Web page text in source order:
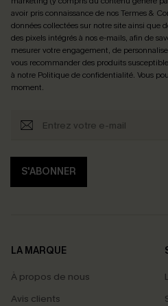
avoir pris connaissance de nosTermes &
données collectées sur notre site ainsi que
des pixels intégrés à nos e-mails, afin de
mesurer votre engagement, de
vous recommander des produits
à notre Politique de confidentialité. Vous
moment.
S'ABONNER
LA MARQUE
À propos de nous
Avis clients